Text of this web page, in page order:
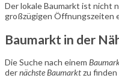
Der lokale Baumarkt ist nicht
großzügigen Öffnungszeiten
Baumarkt in der
Die Suche nach einem
dernächste Baumarktzu